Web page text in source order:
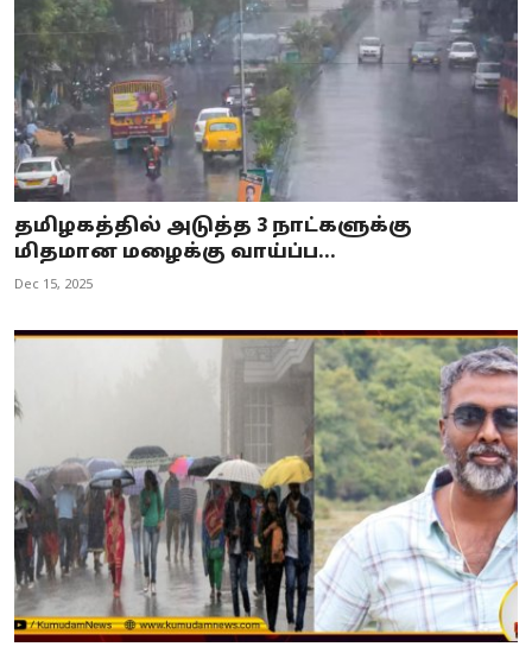
தமிழகத்தில் அடுத்த 3 நாட்களுக்கு
மிதமான மழைக்கு வாய்ப்ப...
Dec 15, 2025